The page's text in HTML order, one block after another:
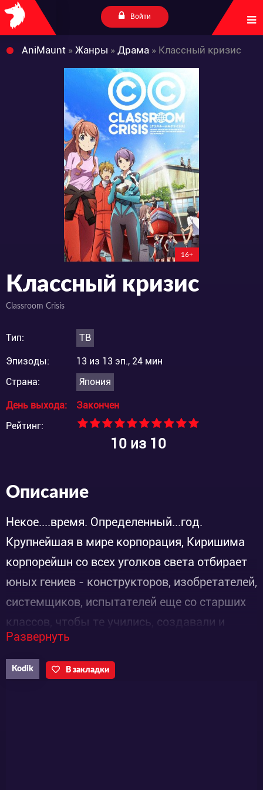
Войти
AniMaunt » Жанры » Драма » Классный кризис
16+
Классный кризис
Classroom Crisis
Тип: ТВ
Эпизоды:
13 из 13 эп., 24 мин
Страна:
Япония
День выхода:
Закончен
Рейтинг:
10из 10
Описание
Некое....время. Определенный...год.
Крупнейшая в мире корпорация, Киришима
корпорейшн со всех уголков света отбирает
юных гениев - конструкторов, изобретателей,
системщиков, испытателей еще со старших
классов, чтобы те учились, создавали и
работали на них.
Развернуть
Kodik В закладки